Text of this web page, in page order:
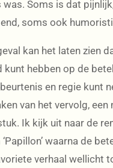
was. Soms is dat
soms ook
kan het laten zien
kunt hebben op de
en regie kunt
van het vervolg, een
Ik kijk uit naar de
waarna de
verhaal wellicht